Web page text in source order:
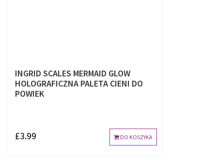
INGRID SCALES MERMAID GLOW
HOLOGRAFICZNA PALETA CIENI DO
POWIEK
£3.99 DO KOSZYKA